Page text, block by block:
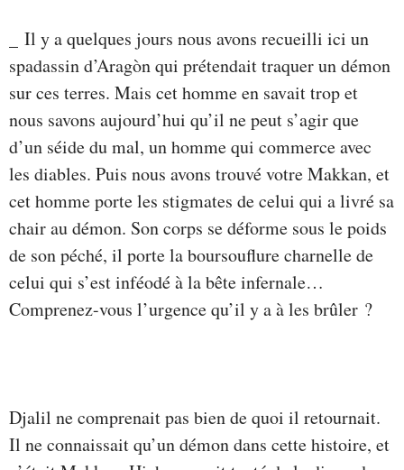
_ Il y a quelques jours nous avons recueilli ici un
spadassin d’Aragòn qui prétendait traquer un démon
sur ces terres. Mais cet homme en savait trop et
nous savons aujourd’hui qu’il ne peut s’agir que
d’un séide du mal, un homme qui commerce avec
les diables. Puis nous avons trouvé votre Makkan, et
cet homme porte les stigmates de celui qui a livré sa
chair au démon. Son corps se déforme sous le poids
de son péché, il porte la boursouflure charnelle de
celui qui s’est inféodé à la bête infernale…
Comprenez-vous l’urgence qu’il y a à les brûler ?
Djalil ne comprenait pas bien de quoi il retournait.
Il ne connaissait qu’un démon dans cette histoire, et